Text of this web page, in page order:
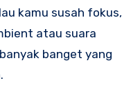
kamu susah fokus,
atau suara
banget yang